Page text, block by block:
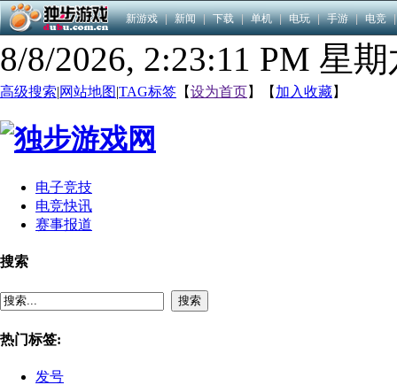
新游戏 | 新闻 | 下载 | 单机 | 电玩 | 手游 | 电竞 |
8/8/2026, 2:23:12 PM 星
高级搜索|网站地图|TAG标签 【设为首页】【 加入收藏】
电子竞技
电竞快讯
赛事报道
搜索
搜索
热门标签:
发号